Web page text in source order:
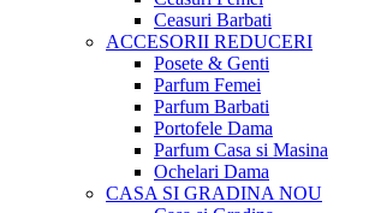
Ceasuri Barbati
ACCESORII REDUCERI
Posete & Genti
Parfum Femei
Parfum Barbati
Portofele Dama
Parfum Casa si Masina
Ochelari Dama
CASA SI GRADINANOU